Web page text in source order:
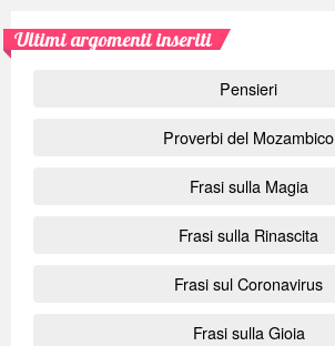
Ultimi argomenti inseriti
Pensieri
Proverbi del Mozambico
Frasi sulla Magia
Frasi sulla Rinascita
Frasi sul Coronavirus
Frasi sulla Gioia